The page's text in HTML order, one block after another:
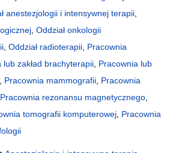
anestezjologii i intensywnej terapii
Oddział onkologii
Oddział radioterapii Pracownia
lub zakład brachyterapii Pracownia lub
Pracownia mammografii Pracownia
Pracownia rezonansu magnetycznego
tomografii komputerowej Pracownia